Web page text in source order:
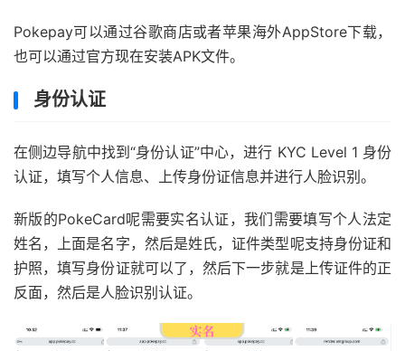
Pokepay可以通过谷歌商店或者苹果海外AppStore下载，
也可以通过官方现在安装APK文件。
身份认证
在侧边导航中找到“身份认证”中心，进行 KYC Level 1 身份
认证，填写个人信息、上传身份证信息并进行人脸识别。
新版的PokeCard呢需要实名认证，我们需要填写个人法定
姓名，上面是名字，然后是姓氏，证件类型呢支持身份证和
护照，填写身份证就可以了，然后下一步就是上传证件的正
反面，然后是人脸识别认证。